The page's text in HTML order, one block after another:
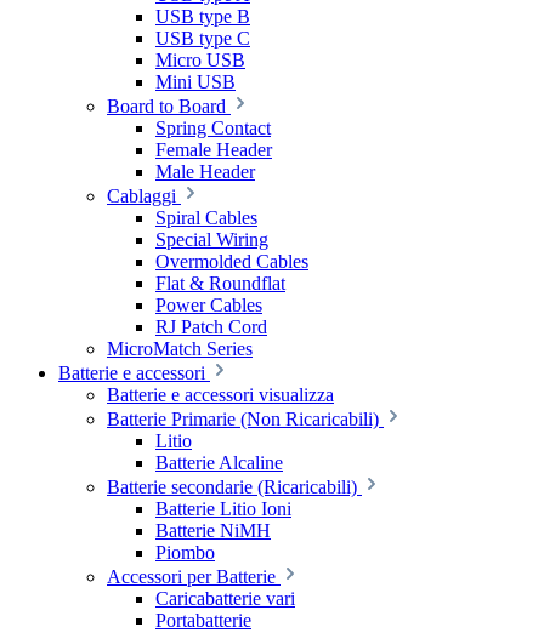
USB type B
USB type C
Micro USB
Mini USB
Board to Board
Spring Contact
Female Header
Male Header
Cablaggi
Spiral Cables
Special Wiring
Overmolded Cables
Flat & Roundflat
Power Cables
RJ Patch Cord
MicroMatch Series
Batterie e accessori
Batterie e accessori visualizza
Batterie Primarie (Non Ricaricabili)
Litio
Batterie Alcaline
Batterie secondarie (Ricaricabili)
Batterie Litio Ioni
Batterie NiMH
Piombo
Accessori per Batterie
Caricabatterie vari
Portabatterie